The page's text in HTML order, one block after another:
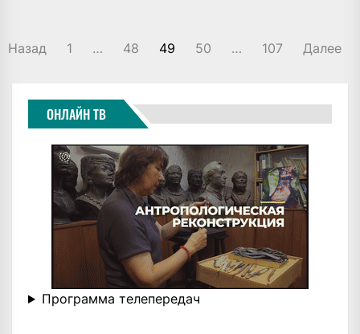
ПАГИНАЦИЯ
Назад 1 … 48 49 50 … 107 Далее
ОНЛАЙН ТВ
Программа телепередач